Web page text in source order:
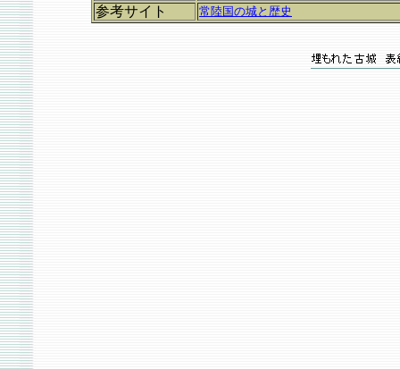
参考サイト 常陸国の城と歴史